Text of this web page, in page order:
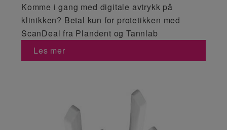
Komme i gang med digitale avtrykk på
klinikken? Betal kun for protetikken med
ScanDeal fra Plandent og Tannlab
Les mer